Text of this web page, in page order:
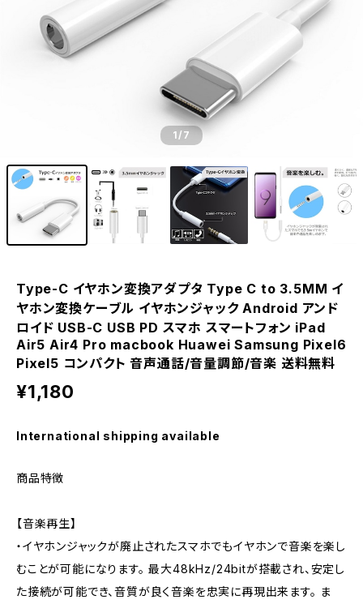
1/7
Type-C イヤホン変換アダプタ Type C to 3.5MM イ
ヤホン変換ケーブル イヤホンジャック Android アンド
ロイド USB-C USB PD スマホ スマートフォン iPad
Air5 Air4 Pro macbook Huawei Samsung Pixel6
Pixel5 コンパクト 音声通話/音量調節/音楽 送料無料
¥1,180
International shipping available
商品特徴
【音楽再生】
・イヤホンジャックが廃止されたスマホでもイヤホンで音楽を楽し
むことが可能になります。 最大48kHz/24bitが搭載され、安定し
た接続が可能でき、音質が良く音楽を忠実に再現出来ます。 ま